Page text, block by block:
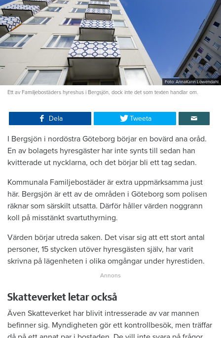
Foto: AnnaKarin Löwendahl
Ett av Familjebostäders hyreshus i Bergsjön, dock inte det som texten handlar om.
Dela Tweeta
I Bergsjön i nordöstra Göteborg börjar en bovärd ana oråd.
En av bolagets hyresgäster har inte synts till sedan han
kvitterade ut nycklarna, och det börjar bli ett tag sedan.
Kommunala Familjebostäder är extra uppmärksamma just
här. Bergsjön är ett av de områden i Göteborg som polisen
räknar som särskilt utsatta. Därför håller värden noggrann
koll på misstänkt svartuthyrning.
Värden börjar utreda saken. Det visar sig att ett stort antal
personer, 15 stycken utöver hyresgästen själv, har varit
skrivna på lägenheten i olika omgångar under hyrestiden.
Skatteverket letar också
Även Skatteverket har blivit intresserade av var mannen
befinner sig. Myndigheten gör ett kontrollbesök, men träffar